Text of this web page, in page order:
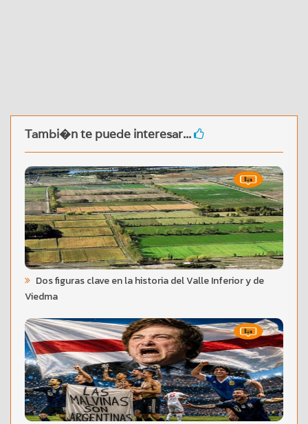
Tambi�n te puede interesar...
Dos figuras clave en la historia del Valle Inferior y de
Viedma